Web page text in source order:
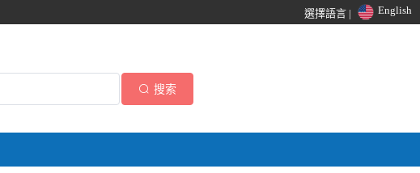
選擇語言 | English
搜索